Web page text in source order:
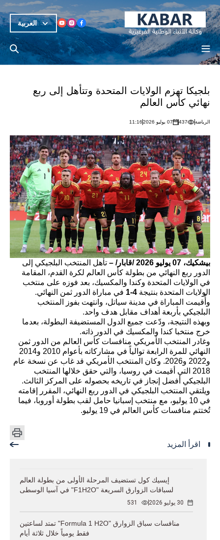
العربية
بلجيكا تهزم الولايات المتحدة وتتأهل إلى ربع
نهائي كأس العالم
الرياضة 437 07 يوليو 2026 11:16
بيشكيك، 07 يوليو 2026 /قابار/ –
تأهل المنتخب البلجيكي إلى
الدور ربع النهائي من بطولة كأس العالم لكرة القدم، المقامة
في الولايات المتحدة وكندا والمكسيك، بعد فوزه على منتخب
الولايات المتحدة بنتيجة 4-1
في مباراة الدور ثمن النهائي.
وأُقيمت المباراة في مدينة سياتل، وانتهت بفوز المنتخب
البلجيكي بأربعة أهداف مقابل هدف واحد.
وبهذه النتيجة، ودّعت جميع الدول المستضيفة البطولة، بعدما
خرج منتخبا كندا والمكسيك في الدور ذاته.
وغادر المنتخب الأمريكي منافسات كأس العالم من الدور ثمن
النهائي للمرة الرابعة توالياً في مشاركاته بأعوام 2010 و2014
و2022 و2026. وكان المنتخب الأمريكي قد غاب عن نسخة عام
2018 التي أقيمت في روسيا، والتي حقق خلالها المنتخب
البلجيكي أفضل إنجاز في تاريخه بحصوله على المركز الثالث.
ويلتقي المنتخب البلجيكي في الدور ربع النهائي، المقرر إقامته
في 10 يوليو، مع منتخب إسبانيا حامل لقب بطولة أوروبا، فيما
تُختتم منافسات كأس العالم في 19 يوليو.
اقرأ المزيد
إيسيك كول تستضيف المرحلة الأولى من بطولة العالم
لسباقات الزوارق السريعة "F1H2O" في آسيا الوسطى
30 يوليو 2026 531
منافسات سباق الزوارق "Formula 1 H2O" تمتد لساعتين
فقط يومياً خلال ثلاثة أيام